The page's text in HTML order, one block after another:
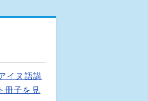
イヌ語講
冊子を見